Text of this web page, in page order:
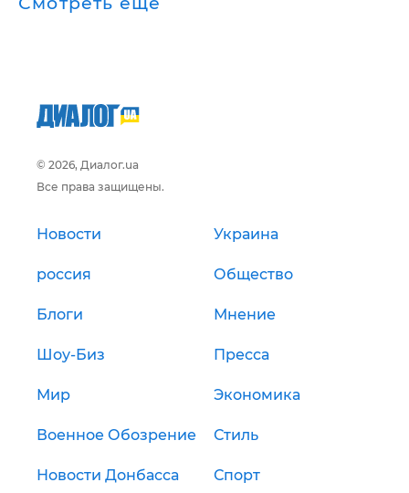
© 2026, Диалог.ua
Все права защищены.
Новости Украина
россия Общество
Блоги Мнение
Шоу-Биз Пресса
Мир Экономика
Военное Обозрение Стиль
Новости Донбасса Спорт